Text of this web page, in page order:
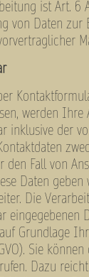
ist Art. 6
von Daten zur
werden Ihre
inklusive der
den Fall von
Daten
Die
eingegebenen
Grundlage
Sie
Dazu